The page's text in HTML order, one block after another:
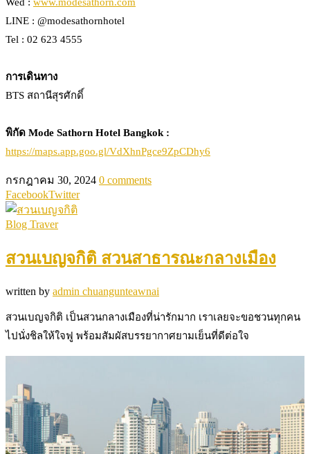
Wed : www.modesathorn.com
LINE : @modesathornhotel
Tel : 02 623 4555
การเดินทาง
BTS สถานีสุรศักดิ์
พิกัด Mode Sathorn Hotel Bangkok :
https://maps.app.goo.gl/VdXhnPgce9ZpCDhy6
กรกฎาคม 30, 2024 0 comments
FacebookTwitter
Blog Traver
สวนเบญจกิติ สวนสาธารณะกลางเมือง
written by admin chuangunteawnai
สวนเบญจกิติ เป็นสวนกลางเมืองที่น่ารักมาก เราเลยจะขอชวนทุกคน
ไปนั่งชิลให้ใจฟู พร้อมสัมผัสบรรยากาศยามเย็นที่ดีต่อใจ